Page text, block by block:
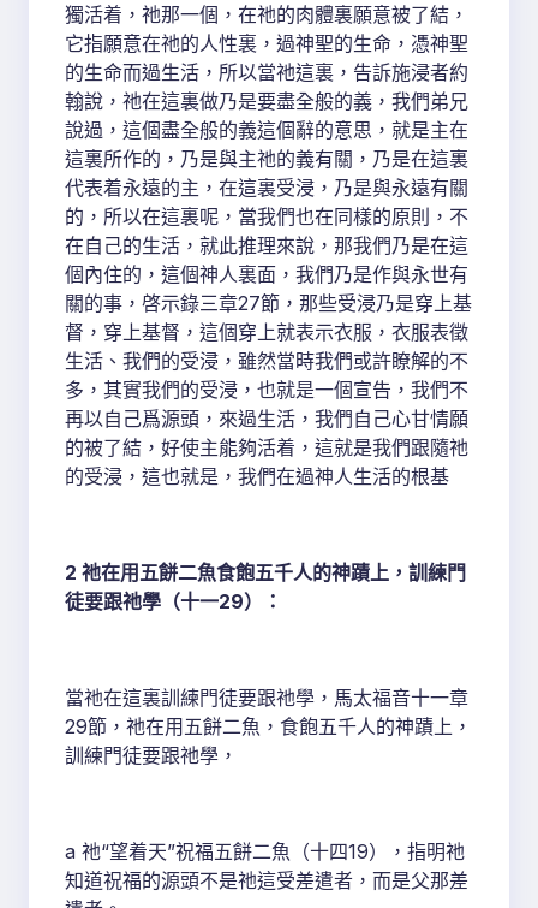
獨活着，祂那一個，在祂的肉體裏願意被了結，
它指願意在祂的人性裏，過神聖的生命，憑神聖
的生命而過生活，所以當祂這裏，告訴施浸者約
翰說，祂在這裏做乃是要盡全般的義，我們弟兄
說過，這個盡全般的義這個辭的意思，就是主在
這裏所作的，乃是與主祂的義有關，乃是在這裏
代表着永遠的主，在這裏受浸，乃是與永遠有關
的，所以在這裏呢，當我們也在同樣的原則，不
在自己的生活，就此推理來說，那我們乃是在這
個內住的，這個神人裏面，我們乃是作與永世有
關的事，啓示錄三章27節，那些受浸乃是穿上基
督，穿上基督，這個穿上就表示衣服，衣服表徵
生活、我們的受浸，雖然當時我們或許瞭解的不
多，其實我們的受浸，也就是一個宣告，我們不
再以自己爲源頭，來過生活，我們自己心甘情願
的被了結，好使主能夠活着，這就是我們跟隨祂
的受浸，這也就是，我們在過神人生活的根基
2 祂在用五餅二魚食飽五千人的神蹟上，訓練門
徒要跟祂學（十一29）：
當祂在這裏訓練門徒要跟祂學，馬太福音十一章
29節，祂在用五餅二魚，食飽五千人的神蹟上，
訓練門徒要跟祂學，
a 祂“望着天”祝福五餅二魚（十四19），指明祂
知道祝福的源頭不是祂這受差遣者，而是父那差